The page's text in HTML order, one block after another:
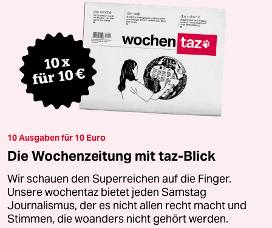
10 Ausgaben für 10 Euro
Die Wochenzeitung mit taz-Blick
Wir schauen den Superreichen auf die Finger.
Unsere wochentaz bietet jeden Samstag
Journalismus, der es nicht allen recht macht und
Stimmen, die woanders nicht gehört werden.